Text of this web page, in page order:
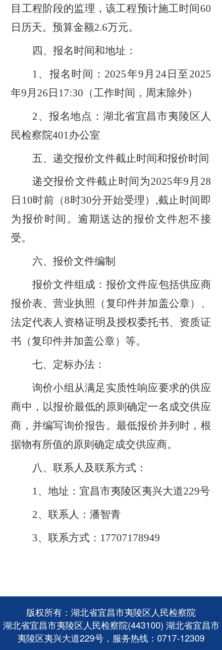
目工程阶段的监理，该工程预计施工时间60
日历天。预算金额2.6万元。
四、报名时间和地址：
1、报名时间： 2025年9月24日至2025
年9月26日17:30 （工作时间，周末除外）
2、报名地点：湖北省宜昌市夷陵区人
民检察院401办公室
五、递交报价文件截止时间和报价时间
递交报价文件截止时间为2025年9月28
日10时前（8时30分开始受理） ,截止时间即
为报价时间。逾期送达的报价文件恕不接
受。
六、报价文件编制
报价文件组成：报价文件应包括供应商
报价表、营业执照（复印件并加盖公章）、
法定代表人资格证明及授权委托书、资质证
书（复印件并加盖公章）等。
七、定标办法：
询价小组从满足实质性响应要求的供应
商中，以报价最低的原则确定一名成交供应
商，并编写询价报告。最低报价并列时，根
据物有所值的原则确定成交供应商。
八、联系人及联系方式：
1、地址：宜昌市夷陵区夷兴大道229号
2、联系人：潘智青
3、联系方式： 17707178949
版权所有：湖北省宜昌市夷陵区人民检察院
湖北省宜昌市夷陵区人民检察院(443100) 湖北省宜昌市
夷陵区夷兴大道229号，服务热线：0717-12309